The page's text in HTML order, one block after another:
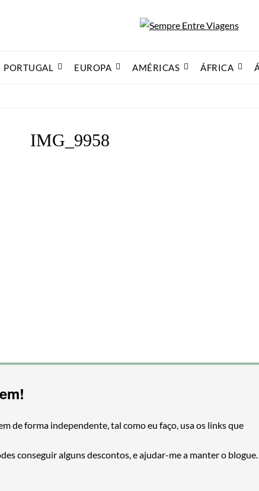
PORTUGAL EUROPA AMÉRICAS ÁFRICA
IMG_9958
de forma independente, tal como eu faço, usa os links que
conseguir alguns descontos, e ajudar-me a manter o blogue.